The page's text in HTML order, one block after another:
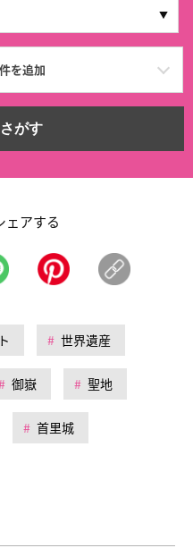
を追加
がす
ェアする
世界遺産
御嶽 聖地
首里城